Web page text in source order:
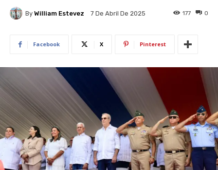
By William Estevez 7 De Abril De 2025 0
177
Facebook X Pinterest